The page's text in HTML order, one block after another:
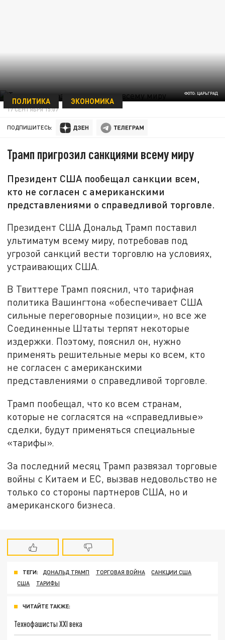
ФОТО: ЦАРЬГРАД
ПОЛИТИКА ЭКОНОМИКА
17 СЕНТЯБРЯ 15:07
ПОДПИШИТЕСЬ:
Трамп пригрозил санкциями всему миру
Президент США пообещал санкции всем,
кто не согласен с американскими
представлениями о справедливой торговле.
Президент США Дональд Трамп поставил
ультиматум всему миру, потребовав под
угрозой санкций вести торговлю на условиях,
устраивающих США.
В Твиттере Трамп пояснил, что тарифная
политика Вашингтона «обеспечивает США
сильные переговорные позиции», но все же
Соединенные Штаты терпят некоторые
издержки. Поэтому, пояснил он, нужно
применять решительные меры ко всем, кто
не согласен с американскими
представлениями о справедливой торговле.
Трамп пообещал, что ко всем странам,
которые не согласятся на «справедливые»
сделки, будут применяться специальные
«тарифы».
За последний месяц Трамп развязал торговые
войны с Китаем и ЕС, вызвав недовольство не
только со стороны партнеров США, но и
американского бизнеса.
ТЕГИ: ДОНАЛЬД ТРАМП ТОРГОВАЯ ВОЙНА
САНКЦИИ США
США
ТАРИФЫ
ЧИТАЙТЕ ТАКЖЕ:
Технофашисты XXI века